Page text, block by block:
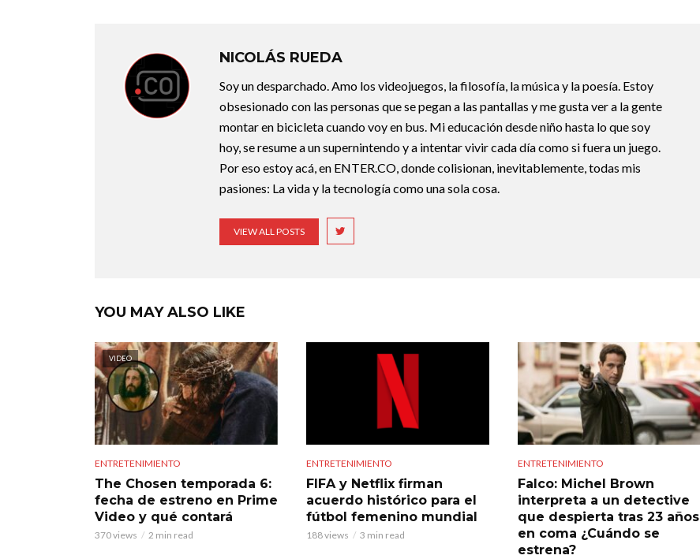
NICOLÁS RUEDA
Soy un desparchado. Amo los videojuegos, la filosofía, la música y la poesía. Estoy
obsesionado con las personas que se pegan a las pantallas y me gusta ver a la gente
montar en bicicleta cuando voy en bus. Mi educación desde niño hasta lo que soy
hoy, se resume a un supernintendo y a intentar vivir cada día como si fuera un juego.
Por eso estoy acá, en ENTER.CO, donde colisionan, inevitablemente, todas mis
pasiones: La vida y la tecnología como una sola cosa.
VIEW ALL POSTS
YOU MAY ALSO LIKE
VIDEO
ENTRETENIMIENTO
The Chosen temporada 6:
fecha de estreno en Prime
Video y qué contará
370 views 2 min read
ENTRETENIMIENTO
FIFA y Netflix firman
acuerdo histórico para el
fútbol femenino mundial
188 views 3 min read
ENTRETENIMIENTO
Falco: Michel Brown
interpreta a un detective
que despierta tras 23 años
en coma ¿Cuándo se
estrena?